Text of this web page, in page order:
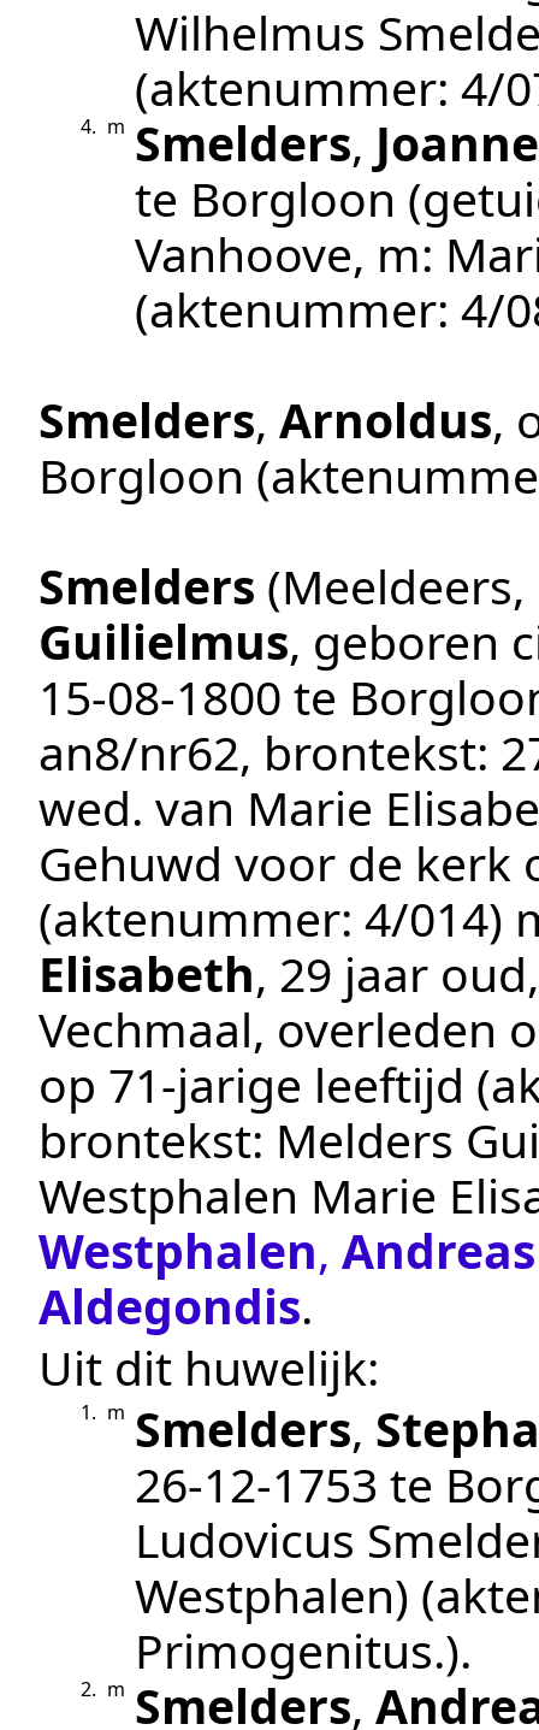
Wilhelmus
(aktenummer: 4/
4. m Smelders,
te Borgloon
Vanhoove, m:
(aktenummer: 4/
Smelders, Arnoldus,
Borgloon
Smelders
Guilielmus, geboren
15‑08‑1800 te
an8/nr62, brontekst:
wed. van Marie
Gehuwd voor de kerk
(aktenummer: 4/014)
Elisabeth, 29 jaar
Vechmaal, overleden
op 71-jarige leeftijd
brontekst: Melders
Westphalen Marie
Westphalen, Andreas
Aldegondis.
Uit dit huwelijk:
1. m Smelders,
26‑12‑1753 te
Ludovicus
Westphalen)
Primogenitus.).
2. m Smelders,